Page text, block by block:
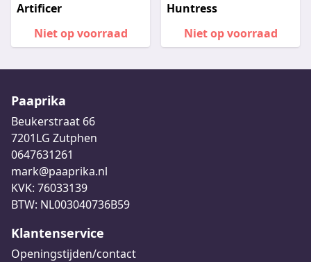
Artificer
Niet op voorraad
Huntress
Niet op voorraad
Paaprika
Beukerstraat 66
7201LG Zutphen
0647631261
mark@paaprika.nl
KVK: 76033139
BTW: NL003040736B59
Klantenservice
Openingstijden/contact